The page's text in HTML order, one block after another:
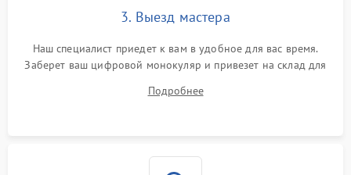
3. Выезд мастера
Наш специалист приедет к вам в удобное для вас время.
Заберет ваш цифровой монокуляр и привезет на склад для
Подробнее